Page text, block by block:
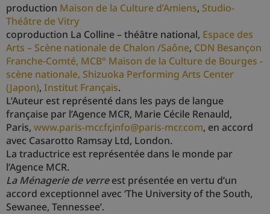
production Maison de la Culture d’Amiens, Studio-
Théâtre de Vitry
coproduction La Colline – théâtre national, Espace des
Arts – Scène nationale de Chalon /Saône, CDN Besançon
Franche-Comté, MCB° Maison de la Culture de Bourges -
scène nationale, Shizuoka Performing Arts Center
(Japon), Institut Français.
L’Auteur est représenté dans les pays de langue
française par l’Agence MCR, Marie Cécile Renauld,
Paris, www.paris-mcr.fr,info@paris-mcr.com, en accord
avec Casarotto Ramsay Ltd, London.
La traductrice est représentée dans le monde par
l’Agence MCR.
La Ménagerie de verreest présentée en vertu d’un
accord exceptionnel avec ‘The University of the South,
Sewanee, Tennessee’.